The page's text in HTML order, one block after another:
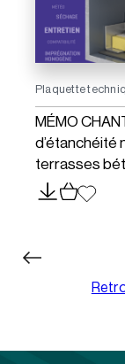
Plaquette
MÉMO
d’étanchéité
terrasses